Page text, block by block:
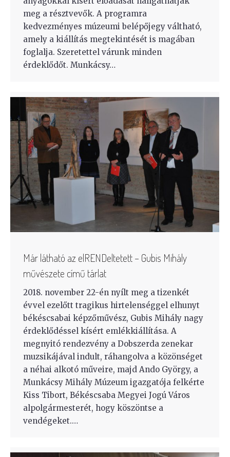
meg a résztvevők. A programra
kedvezményes múzeumi belépőjegy váltható,
amely a kiállítás megtekintését is magában
foglalja. Szeretettel várunk minden
érdeklődőt. Munkácsy…
Már látható az elRENDeltetett – Gubis Mihály
művészete című tárlat
2018. november 22-én nyílt meg a tizenkét
évvel ezelőtt tragikus hirtelenséggel elhunyt
békéscsabai képzőművész, Gubis Mihály nagy
érdeklődéssel kísért emlékkiállítása. A
megnyitó rendezvény a Dobszerda zenekar
muzsikájával indult, ráhangolva a közönséget
a néhai alkotó műveire, majd Ando György, a
Munkácsy Mihály Múzeum igazgatója felkérte
Kiss Tibort, Békéscsaba Megyei Jogú Város
alpolgármesterét, hogy köszöntse a
vendégeket.…